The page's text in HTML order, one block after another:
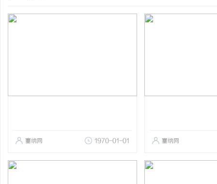
塞纳网 1970-01-01 塞纳网